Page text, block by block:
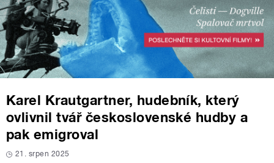
Karel Krautgartner, hudebník, který
ovlivnil tvář československé hudby a
pak emigroval
21. srpen 2025